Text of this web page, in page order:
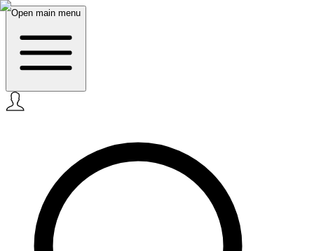
Open main menu